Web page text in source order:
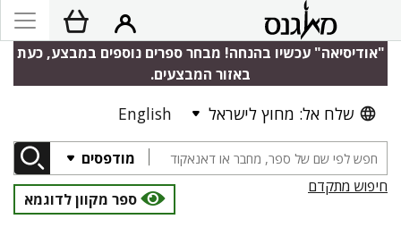
"אודיסיאה" עכשיו בהנחה! מבחר ספרים נוספים במבצע, כעת
באזור המבצעים.
שלח אל: מחוץ לישראל English
מודפסים
חיפוש מתקדם
ספר מקוון לדוגמא